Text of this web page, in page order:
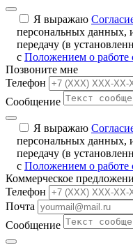
Я выражаю
персональных данных,
передачу (в
с Положением о
Позвоните мне
Телефон
Сообщение
Я выражаю
персональных данных,
передачу (в
с Положением о
Коммерческое
Телефон
Почта
Сообщение